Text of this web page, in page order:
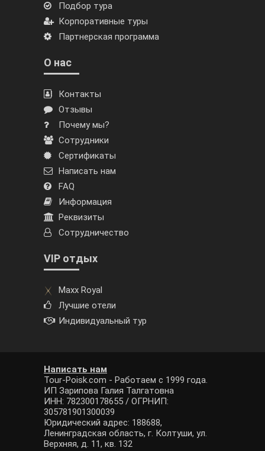
Подбор тура
Корпоративные туры
Партнерская программа
О нас
Контакты
Отзывы
Почему мы?
Сотрудники
Сертификаты
Написать нам
FAQ
Информация
Реквизиты
Сотрудничество
VIP отдых
Maxx Royal
Лучшие отели
Индивидуальный тур
Написать нам
Tour-Poisk.com - Работаем с 1999 года.
ИП Зарипова Галия Талгатовна
ИНН: 782300178655 / ОГРНИП:
305781901300039
Юридический адрес: 188688,
Ленинградская область, г. Колтуши, ул.
Верхняя, д. 11, кв. 132